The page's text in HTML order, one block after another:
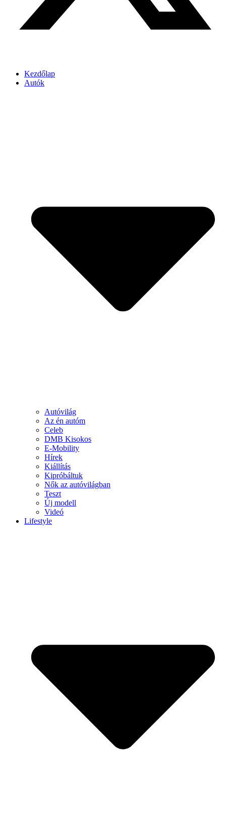
Kezdőlap
Autók
Autóvilág
Az én autóm
Celeb
DMB Kisokos
E-Mobility
Hírek
Kiállítás
Kipróbáltuk
Nők az autóvilágban
Teszt
Új modell
Videó
Lifestyle